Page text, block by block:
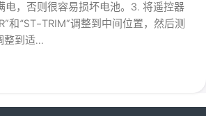
电，否则很容易损坏电池。3. 将遥控器
和“ST-TRIM”调整到中间位置，然后测
整到适...